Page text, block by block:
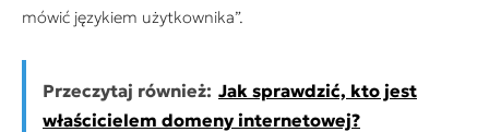
mówić językiem użytkownika”.
Przeczytaj również: Jak sprawdzić, kto jest
właścicielem domeny internetowej?